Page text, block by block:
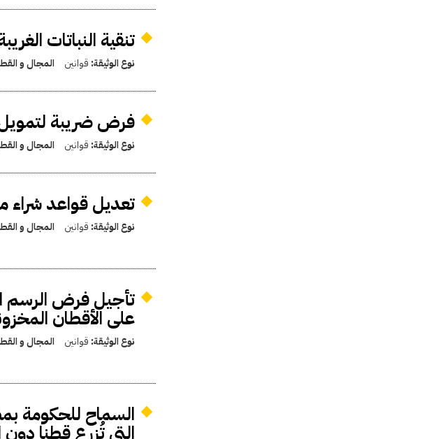
تنقية النباتات
نوع الوثيقة: قوانين المجال و
فرض ضريبة
نوع الوثيقة: قوانين المجال و
تعديل قواعد شراء محصول
نوع الوثيقة: قوانين المجال و
تأجيل فرض الرسم
على الأقطان
نوع الوثيقة: قوانين المجال و
السماح للحكومة
التي تُزرع قطنا دون